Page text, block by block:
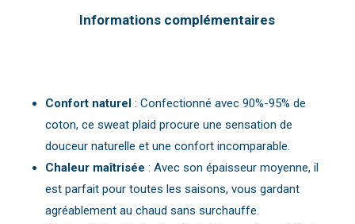
Informations complémentaires
Confort naturel: Confectionné avec 90%-95% de
coton, ce sweat plaid procure une sensation de
douceur naturelle et une confort incomparable.
Chaleur maîtrisée : Avec son épaisseur moyenne, il
est parfait pour toutes les saisons, vous gardant
agréablement au chaud sans surchauffe.